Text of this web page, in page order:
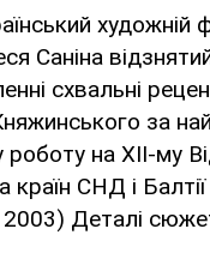
художній
Саніна
схвальні
за
роботу на XII-му
країн СНД і
2003) Деталі